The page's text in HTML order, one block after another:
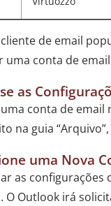
de email
uma conta de
as
conta de email
na guia
uma Nova
as
O Outlook irá